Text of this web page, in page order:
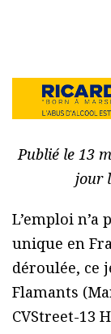
Publié le 13
jour
L’emploi
unique en
déroulée, ce
Flamants
CVStreet-13